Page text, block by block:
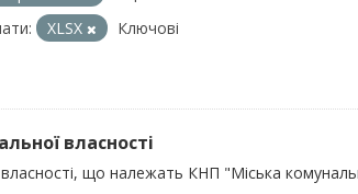
XLSX
Ключові
власності
власності, що належать КНП "Міська